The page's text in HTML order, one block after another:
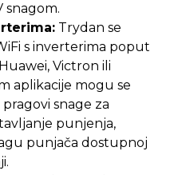
snagom.
Trydan se
s inverterima poput
Victron ili
aplikacije mogu se
snage za
punjenja,
punjača dostupnoj